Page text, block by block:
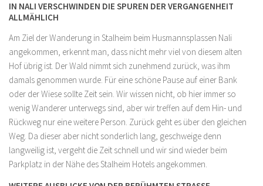
IN NALI VERSCHWINDEN DIE SPUREN DER VERGANGENHEIT
ALLMÄHLICH
Am Ziel der Wanderung in Stalheim beim Husmannsplassen Nali
angekommen, erkennt man, dass nicht mehr viel von diesem alten
Hof übrig ist. Der Wald nimmt sich zunehmend zurück, was ihm
damals genommen wurde. Für eine schöne Pause auf einer Bank
oder der Wiese sollte Zeit sein. Wir wissen nicht, ob hier immer so
wenig Wanderer unterwegs sind, aber wir treffen auf dem Hin- und
Rückweg nur eine weitere Person. Zurück geht es über den gleichen
Weg. Da dieser aber nicht sonderlich lang, geschweige denn
langweilig ist, vergeht die Zeit schnell und wir sind wieder beim
Parkplatz in der Nähe des Stalheim Hotels angekommen.